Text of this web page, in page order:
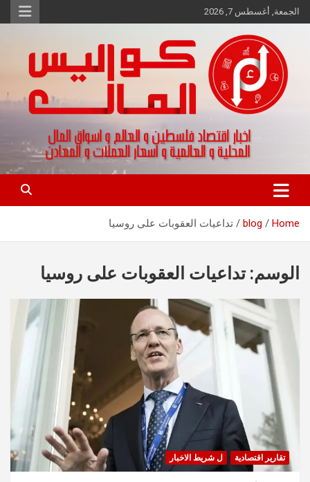
Skip
to
الجمعة, أغسطس 7, 2026
كواليس المال
اخبار اقتصاد فلسطين و العالم و تقارير اسواق المال و العملات
Home
blog تداعيات العقوبات على روسيا
الوسم:تداعيات العقوبات على روسيا
تقارير اقتصادية ل شريط الاخبار